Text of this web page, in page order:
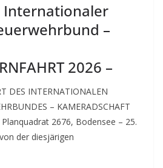
Internationaler
–
2026 –
DES INTERNATIONALEN
– KAMERADSCHAFT
Planquadrat 2676, Bodensee – 25.
der diesjärigen